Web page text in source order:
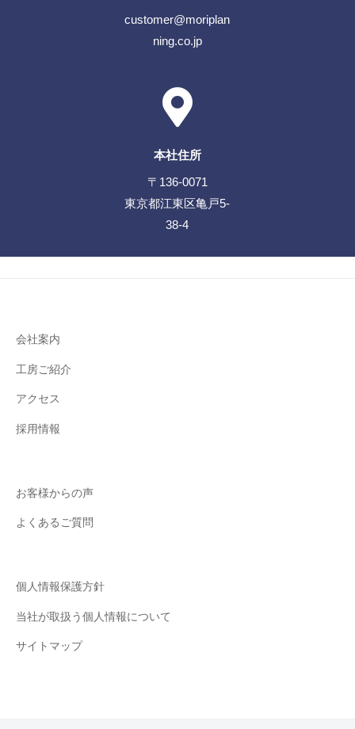
customer@moriplan
ning.co.jp
本社住所
〒136-0071
東京都江東区亀戸5-
38-4
会社案内
工房ご紹介
アクセス
採用情報
お客様からの声
よくあるご質問
個人情報保護方針
当社が取扱う個人情報について
サイトマップ